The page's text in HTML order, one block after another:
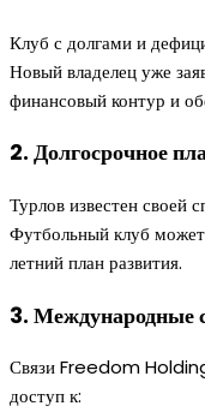
Клуб с долгами и
Новый владелец уже
финансовый контур и
2. Долгосрочное
Турлов известен своей
Футбольный клуб
летний план развития.
3. Международные
Связи Freedom
доступ к: